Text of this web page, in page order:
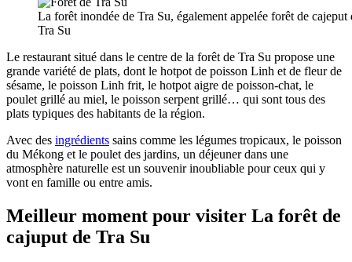
La forêt inondée de Tra Su, également appelée forêt de
Tra Su
Le restaurant situé dans le centre de la forêt de Tra Su propose une
grande variété de plats, dont le hotpot de poisson Linh et de fleur de
sésame, le poisson Linh frit, le hotpot aigre de poisson-chat, le
poulet grillé au miel, le poisson serpent grillé… qui sont tous des
plats typiques des habitants de la région.
Avec des ingrédients sains comme les légumes tropicaux, le poisson
du Mékong et le poulet des jardins, un déjeuner dans une
atmosphère naturelle est un souvenir inoubliable pour ceux qui y
vont en famille ou entre amis.
Meilleur moment pour visiter La forêt de
cajuput de Tra Su